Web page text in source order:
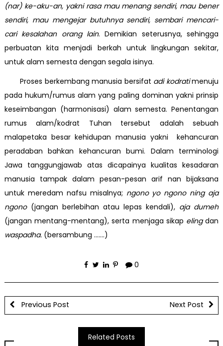
(nar) ke-aku-an,yakni rasa mau menang sendiri, mau bener
sendiri, mau mengejar butuhnya sendiri, sembari mencari-
cari kesalahan orang lain. Demikian seterusnya, sehingga
perbuatan kita menjadi berkah untuk lingkungan sekitar,
untuk alam semesta dengan segala isinya.
Proses berkembang manusia bersifat adi kodratimenuju
pada hukum/rumus alam yang paling dominan yakni prinsip
keseimbangan (harmonisasi) alam semesta. Penentangan
rumus alam/kodrat Tuhan tersebut adalah sebuah
malapetaka besar kehidupan manusia yakni kehancuran
peradaban bahkan kehancuran bumi. Dalam terminologi
Jawa tanggungjawab atas dicapainya kualitas kesadaran
manusia tampak dalam pesan-pesan arif nan bijaksana
untuk meredam nafsu misalnya; ngono yo ngono ning aja
ngono(jangan berlebihan atau lepas kendali), aja dumeh
(jangan mentang-mentang), serta menjaga sikap elingdan
waspadha. (bersambung …….)
0
Previous Post Next Post
Related Posts